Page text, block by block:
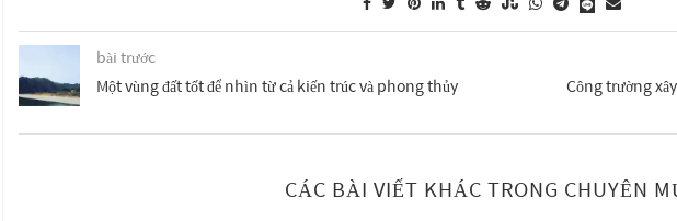
bài trước
Một vùng đất tốt để nhìn từ cả kiến trúc và phong thủy
Công trường
CÁC BÀI VIẾT KHÁC TRONG CHUYÊN